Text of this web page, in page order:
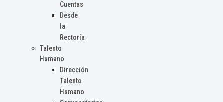
Cuentas
Desde
la
Rectoría
Talento
Humano
Dirección
Talento
Humano